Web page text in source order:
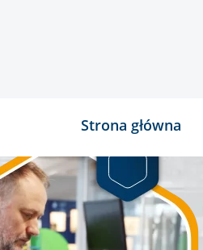
Strona główna